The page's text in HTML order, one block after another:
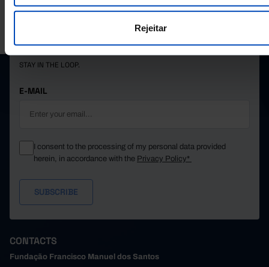
Rejeitar
2013
1.31
2016
1.33
2018
2020
2022
1.40
SUBSCRIBE TO FUNDAÇÃO NEWSLETTER
STAY IN THE LOOP.
E-MAIL
I consent to the processing of my personal data provided
herein, in accordance with the Privacy Policy*
CONTACTS
Fundação Francisco Manuel dos Santos